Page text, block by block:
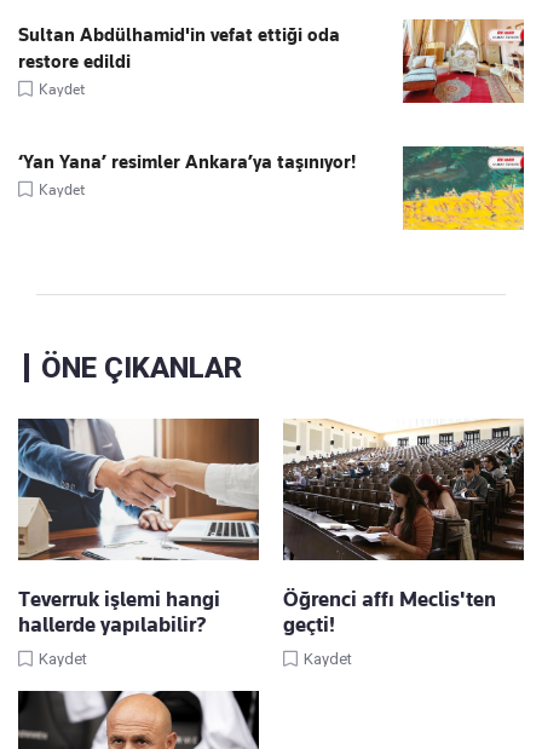
Sultan Abdülhamid'in vefat ettiği oda
restore edildi
Kaydet
‘Yan Yana’ resimler Ankara’ya taşınıyor!
Kaydet
ÖNE ÇIKANLAR
Teverruk işlemi hangi
hallerde yapılabilir?
Kaydet
Öğrenci affı Meclis'ten
geçti!
Kaydet